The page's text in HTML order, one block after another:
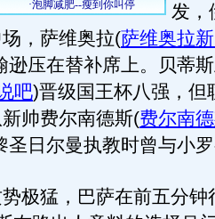
发，
，萨维奥拉(萨维奥拉
逊压在替补席上。贝蒂
吧)晋级国王杯八强，但
帅费尔南德斯(费尔南
圣日尔曼执教时曾与小
猛，巴萨在前五分钟